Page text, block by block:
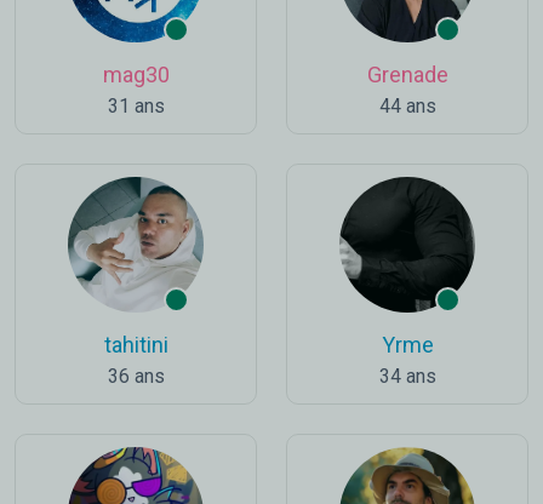
mag30
31 ans
Grenade
44 ans
tahitini
36 ans
Yrme
34 ans